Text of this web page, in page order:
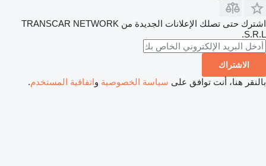
اشترك حتى تصلك الإعلانات الجديدة من TRANSCAR NETWORK
S.R.L.
الاشتراك
بالنقر هنا، أنت توافق على سياسة الخصوصية واتفاقية المستخدم.